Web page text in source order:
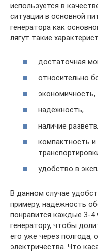
используется в
ситуации в основной
генератора как
лягут такие
достаточная
относительно
экономичность,
надёжность,
наличие
компактность
удобство в
В данном случае
примеру, надёжность
понравится каждые 3-4
генератору, чтобы
его уже через полгода,
электричества. Что